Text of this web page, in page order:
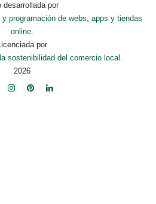
desarrollada por
programación de webs, apps y tiendas
online.
por
sostenibilidad del comercio local.
2026